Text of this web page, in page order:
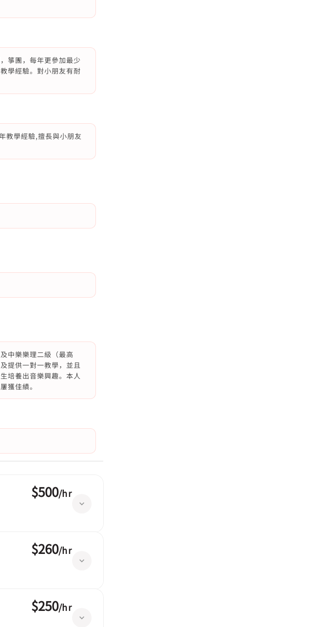
箏團，每年更參加最少
學經驗。對小朋友有耐
教學經驗,擅長與小朋友
中樂樂理二級（最高
提供一對一教學，並且
培養出音樂興趣。本人
獲佳績。
$500/hr
$260/hr
$250/hr